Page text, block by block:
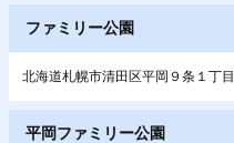
ファミリー公園
北海道札幌市清田区平岡９条１丁目
平岡ファミリー公園